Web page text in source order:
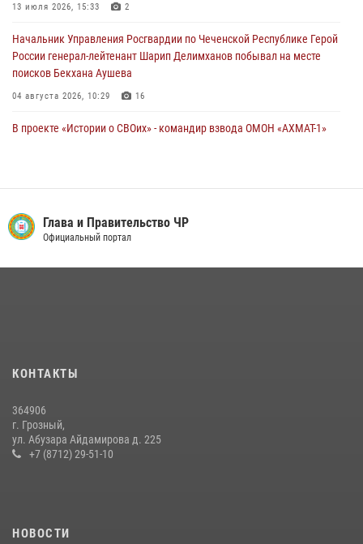
13 июля 2026, 15:33 2
Начальник Управления Росгвардии по Чеченской Республике Герой
России генерал-лейтенант Шарип Делимханов побывал на месте
поисков Бекхана Аушева
04 августа 2026, 10:29 16
В проекте «Истории о СВОих» - командир взвода ОМОН «АХМАТ-1»
владельцев гражданского оружия об изменениях в
законодательстве
воспитанников детского лагеря «Майралла»
Сотрудник ОМОН «АХМАТ-1» поделился историями спасения
сослуживцев в зоне СВО
Глава и Правительство ЧР
Официальный портал
КОНТАКТЫ
364906
г. Грозный,
ул. Абузара Айдамирова д. 225
+7 (8712) 29-51-10
НОВОСТИ